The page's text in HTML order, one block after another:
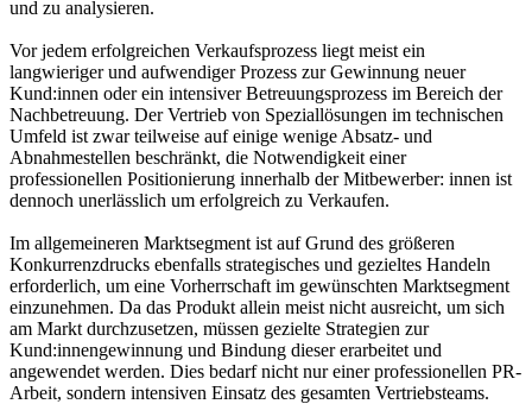
und zu analysieren.
Vor jedem erfolgreichen Verkaufsprozess liegt meist ein
langwieriger und aufwendiger Prozess zur Gewinnung neuer
Kund:innen oder ein intensiver Betreuungsprozess im Bereich der
Nachbetreuung. Der Vertrieb von Speziallösungen im technischen
Umfeld ist zwar teilweise auf einige wenige Absatz- und
Abnahmestellen beschränkt, die Notwendigkeit einer
professionellen Positionierung innerhalb der Mitbewerber: innen ist
dennoch unerlässlich um erfolgreich zu Verkaufen.
Im allgemeineren Marktsegment ist auf Grund des größeren
Konkurrenzdrucks ebenfalls strategisches und gezieltes Handeln
erforderlich, um eine Vorherrschaft im gewünschten Marktsegment
einzunehmen. Da das Produkt allein meist nicht ausreicht, um sich
am Markt durchzusetzen, müssen gezielte Strategien zur
Kund:innengewinnung und Bindung dieser erarbeitet und
angewendet werden. Dies bedarf nicht nur einer professionellen PR-
Arbeit, sondern intensiven Einsatz des gesamten Vertriebsteams.